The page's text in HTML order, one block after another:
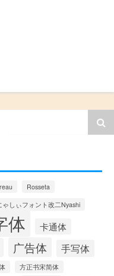
Rosseta
ゃしぃフォント改二Nyashi
体 卡通体
广告体 手写体
方正书宋简体